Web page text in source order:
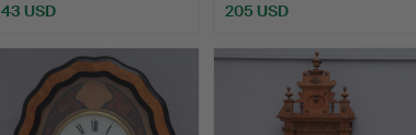
43 USD 205 USD